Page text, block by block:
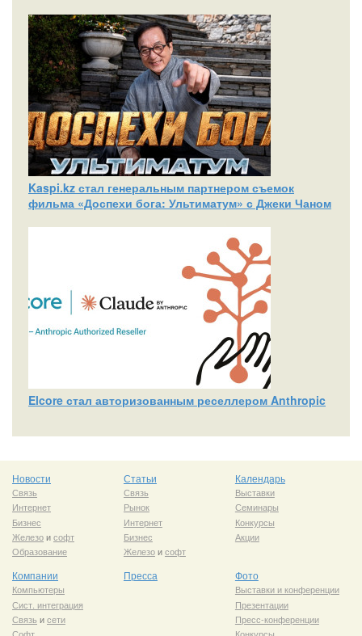
Kaspi.kz стал генеральным партнером съемок
фильма «Доспехи бога: Ультиматум» с Джеки Чаном
Elcore стал авторизованным реселлером Anthropic
Новости
Связь
Интернет
Бизнес
Железоисофт
Образование
Статьи
Связь
Рынок
Интернет
Бизнес
Железоисофт
Календарь
Выставки
Семинары
Конкурсы
Акции
Компании
Компьютеры
Сист. интеграция
Связь исети
Пресса Фото
Выставки и конференции
Презентации
Пресс-конференции